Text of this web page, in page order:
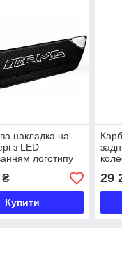
накладка на
з LED
логотипу
Mercedes-Benz
/ W465
Купити
29